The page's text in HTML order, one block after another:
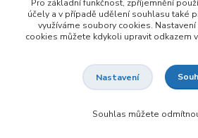
Pro základní funkčnost, zpříjemnění
účely a v případě udělení souhlasu také
využíváme soubory cookies.
cookies můžete kdykoli upravit odkazem
Nastavení
Souhlas můžete